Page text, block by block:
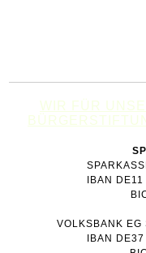
WIR FÜR
IBAN
VOLKSBANK EG
IBAN